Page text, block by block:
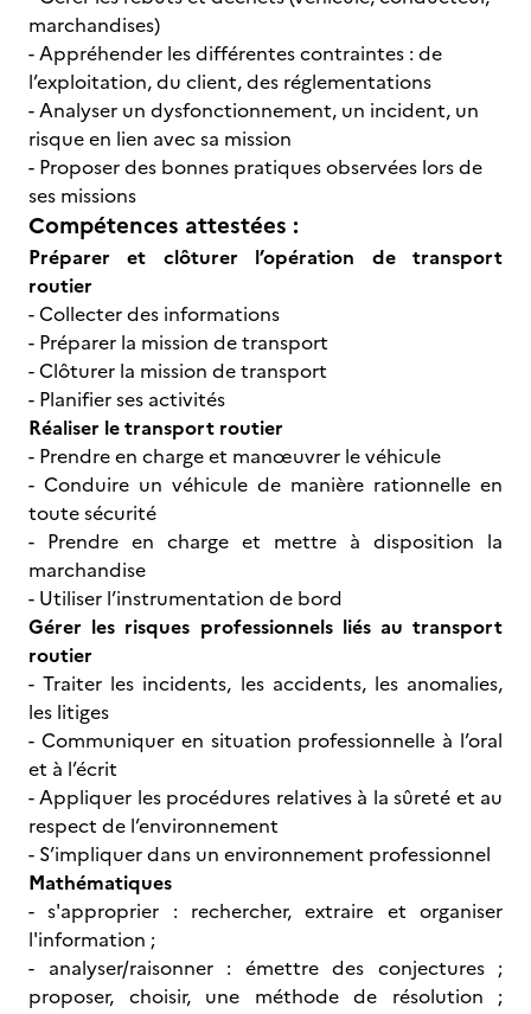
marchandises)
- Appréhender les différentes contraintes : de
l’exploitation, du client, des réglementations
- Analyser un dysfonctionnement, un incident, un
risque en lien avec sa mission
- Proposer des bonnes pratiques observées lors de
ses missions
Compétences attestées :
Préparer et clôturer l’opération de transport
routier
- Collecter des informations
- Préparer la mission de transport
- Clôturer la mission de transport
- Planifier ses activités
Réaliser le transport routier
- Prendre en charge et manœuvrer le véhicule
- Conduire un véhicule de manière rationnelle en
toute sécurité
- Prendre en charge et mettre à disposition la
marchandise
- Utiliser l’instrumentation de bord
Gérer les risques professionnels liés au transport
routier
- Traiter les incidents, les accidents, les anomalies,
les litiges
- Communiquer en situation professionnelle à l’oral
et à l’écrit
- Appliquer les procédures relatives à la sûreté et au
respect de l’environnement
- S’impliquer dans un environnement professionnel
Mathématiques
- s'approprier : rechercher, extraire et organiser
l'information ;
- analyser/raisonner : émettre des conjectures ;
proposer, choisir, une méthode de résolution ;